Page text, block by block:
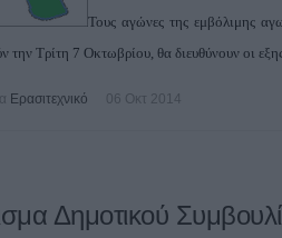
Τους αγώνες της εμβόλιμης
την Τρίτη 7 Οκτωβρίου, θα διευθύνουν οι εξης
Ερασιτεχνικό 06 Οκτ 2014
Δημοτικού